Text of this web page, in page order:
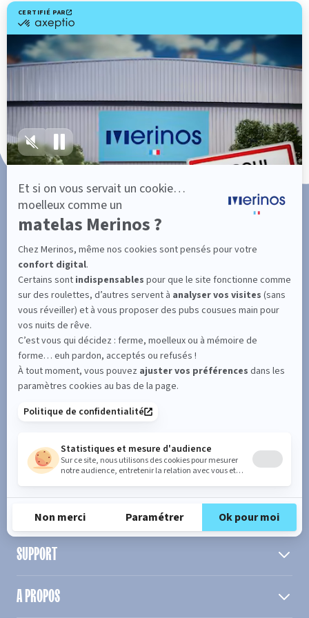
Fabrication Française
101 nuits d'essai*
Paiement en 3x ou 4x sans frais
SUIVEZ L'ACTUALITÉ DE MERINOS !
Entrez votre adresse email
S'inscrire
En cochant cette case, vous confirmez avoir plus de 16 ans et
acceptez de recevoir notre Newsletter incluant des informations
notre politique de protection des données personnelles
PRODUIT
MATELAS PAR TAILLE
SUPPORT
A PROPOS